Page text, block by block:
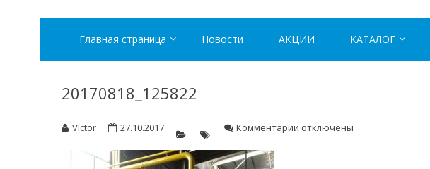
Главная страница Новости АКЦИИ КАТАЛОГ
20170818_125822
Victor 27.10.2017 Комментарии котключены